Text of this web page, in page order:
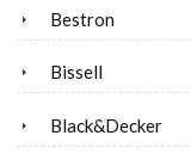
Bestron
Bissell
Black&Decker